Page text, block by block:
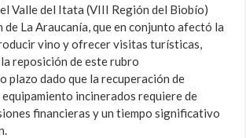
Valle del Itata (VIII Región del Biobío)
de La Araucanía, que en conjunto afectó la
vino y ofrecer visitas turísticas,
reposición de este rubro
plazo dado que la recuperación de
incinerados requiere de
financieras y un tiempo significativo